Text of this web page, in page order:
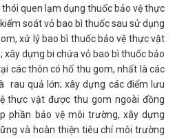
quen lạm dụng thuốc bảo vệ thực
soát vỏ bao bì thuốc sau sử dụng
xử lý bao bì thuốc bảo vệ thực vật
xây dựng bi chứa vỏ bao bì thuốc bảo
các thôn có hố thu gom, nhất là các
rau quả lớn; xây dựng các điểm lưu
thực vật được thu gom ngoài đồng
phần bảo vệ môi trường, xây dựng
và hoàn thiện tiêu chí môi trường